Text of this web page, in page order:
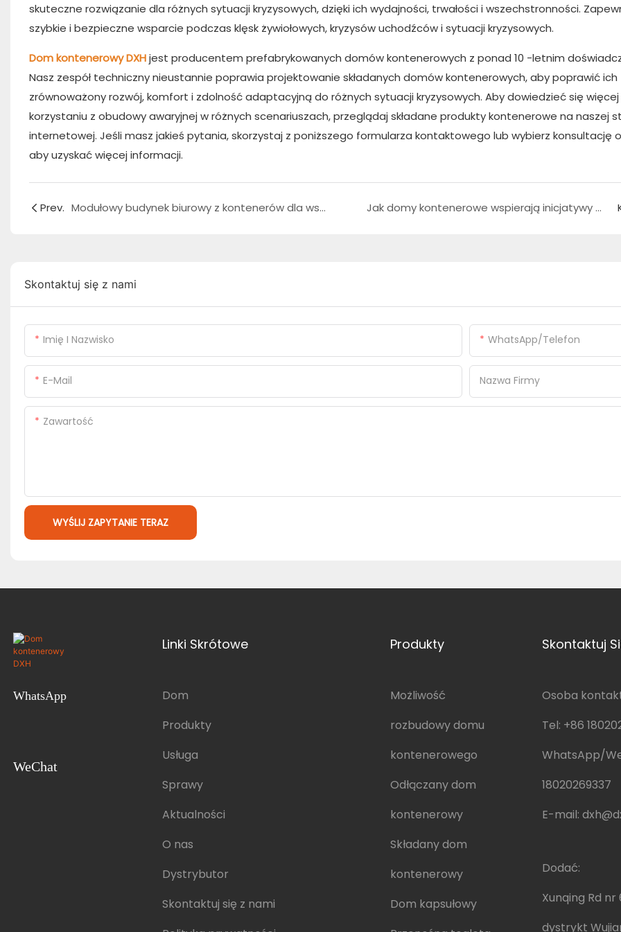
skuteczne rozwiązanie dla różnych sytuacji kryzysowych, dzięki ich wydajności, trwałości i wszechstronności.
szybkie i bezpieczne wsparcie podczas klęsk żywiołowych, kryzysów uchodźców i sytuacji kryzysowych.
Dom kontenerowy DXHjest producentem prefabrykowanych domów kontenerowych z ponad 10 -letnim
Nasz zespół techniczny nieustannie poprawia projektowanie składanych domów kontenerowych, aby poprawić ich
zrównoważony rozwój, komfort i zdolność adaptacyjną do różnych sytuacji kryzysowych. Aby dowiedzieć się więcej
korzystaniu z obudowy awaryjnej w różnych scenariuszach, przeglądaj składane produkty kontenerowe na naszej
internetowej. Jeśli masz jakieś pytania, skorzystaj z poniższego formularza kontaktowego lub wybierz konsultację
aby uzyskać więcej informacji.
Prev. Modułowy budynek biurowy z kontenerów dla współczesnych firm Jak domy kontenerowe wspierają inicjatywy mieszkalnictwa socjalnego
Skontaktuj się z nami
Imię I Nazwisko WhatsApp/telefon
E-Mail Nazwa Firmy
Zawartość
WYŚLIJ ZAPYTANIE TERAZ
WhatsApp
WeChat
Linki Skrótowe
Dom
Produkty
Usługa
Sprawy
Aktualności
O nas
Dystrybutor
Skontaktuj się z nami
Produkty
Możliwość
rozbudowy domu
kontenerowego
Odłączany dom
kontenerowy
Składany dom
kontenerowy
Dom kapsułowy
Skontaktuj
Osoba
Tel: +86
WhatsApp/
18020269337
E-mail:
Dodać:
Xunqing Rd
dystrykt